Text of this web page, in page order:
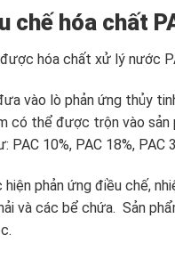
chế hóa chất
hóa chất xử lý nước
vào lò phản ứng thủy
có thể được trộn vào
PAC 10%, PAC 18%, PAC
phản ứng điều chế,
và các bể chứa. Sản